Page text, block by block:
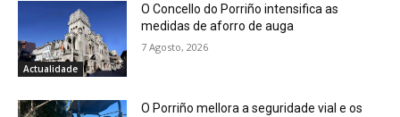
Actualidade
O Concello do Porriño intensifica as
medidas de aforro de auga
7 Agosto, 2026
O Porriño mellora a seguridade vial e os